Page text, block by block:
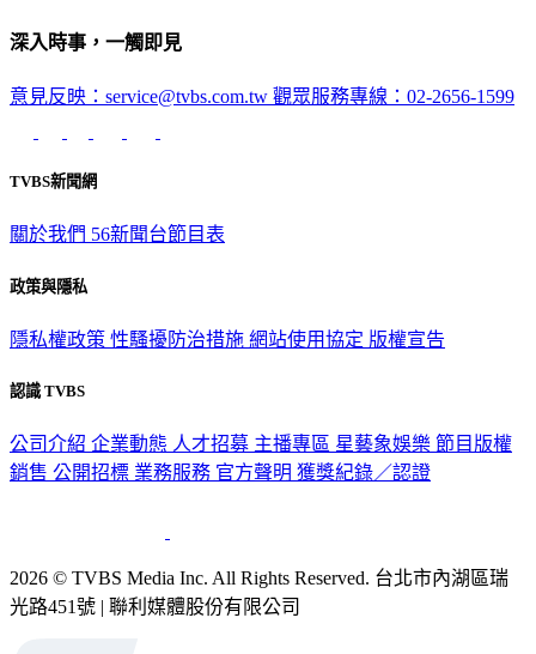
深入時事，一觸即見
意見反映：service@tvbs.com.tw 觀眾服務專線：02-2656-1599
TVBS新聞網
關於我們 56新聞台節目表
政策與隱私
隱私權政策 性騷擾防治措施 網站使用協定 版權宣告
認識 TVBS
公司介紹 企業動態 人才招募 主播專區 星藝象娛樂 節目版權
銷售 公開招標 業務服務 官方聲明 獲獎紀錄／認證
2026 © TVBS Media Inc. All Rights Reserved. 台北市內湖區瑞
光路451號 | 聯利媒體股份有限公司